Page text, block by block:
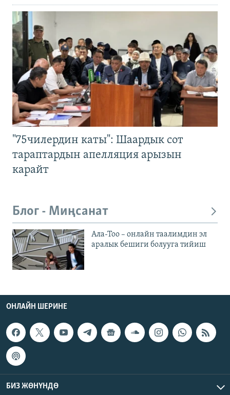
"75чилердин каты": Шаардык сот
тараптардын апелляция арызын
карайт
Блог - Миңсанат
Ала-Тоо – онлайн таалимдин эл
аралык бешиги болууга тийиш
ОНЛАЙН ШЕРИНЕ
БИЗ ЖӨНҮНДӨ